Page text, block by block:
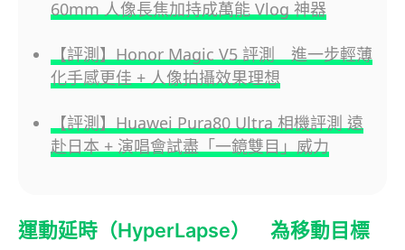
60mm 人像長焦加持成萬能 Vlog 神器
【評測】Honor Magic V5 評測 進一步輕薄
化手感更佳 + 人像拍攝效果理想
【評測】Huawei Pura80 Ultra 相機評測 遠
赴日本 + 演唱會試盡「一鏡雙目」威力
運動延時（HyperLapse） 為移動目標